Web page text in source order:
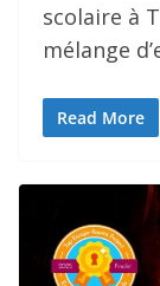
scolaire à
mélange
Read More